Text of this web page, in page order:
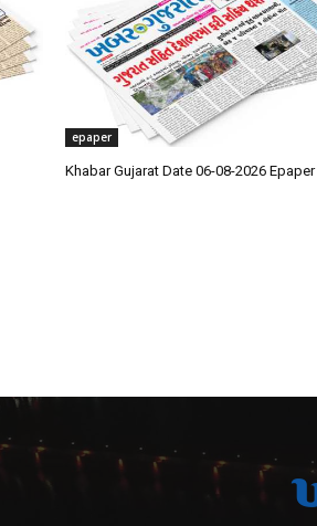
epaper
Khabar Gujarat Date 06-08-2026 Epaper